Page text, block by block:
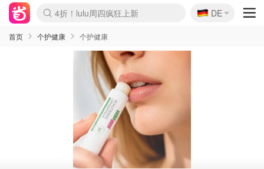
Boticinal 夏促开抢！
4折！lulu周四疯狂上新
还没结束！&OtherStories大促
Joybuy变相75折 随时失效
速领！Stanley独家85折
疑似霸哥！Camper额外叠85折
Zalando 奥莱闪促！每日更新
Moncler反季囤！5折起+叠9折
Coach Brooklyn仅€192
🇩🇪
DE
首页 个护健康 个护健康